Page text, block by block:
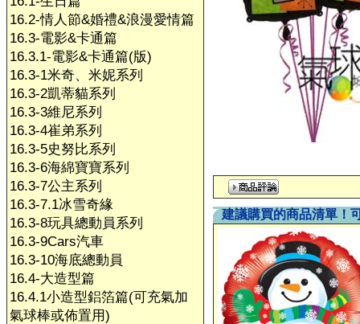
16.2-情人節&婚禮&浪漫愛情篇
16.3-電影&卡通篇
16.3.1-電影&卡通篇(版)
16.3-1米奇、米妮系列
16.3-2凱蒂貓系列
16.3-3維尼系列
16.3-4崔弟系列
16.3-5史努比系列
16.3-6海綿寶寶系列
16.3-7公主系列
16.3-7.1冰雪奇緣
16.3-8玩具總動員系列
16.3-9Cars汽車
16.3-10海底總動員
16.4-大造型篇
16.4.1小造型鋁箔篇(可充氣加
氣球棒或佈置用)
建議購買的商品清單！